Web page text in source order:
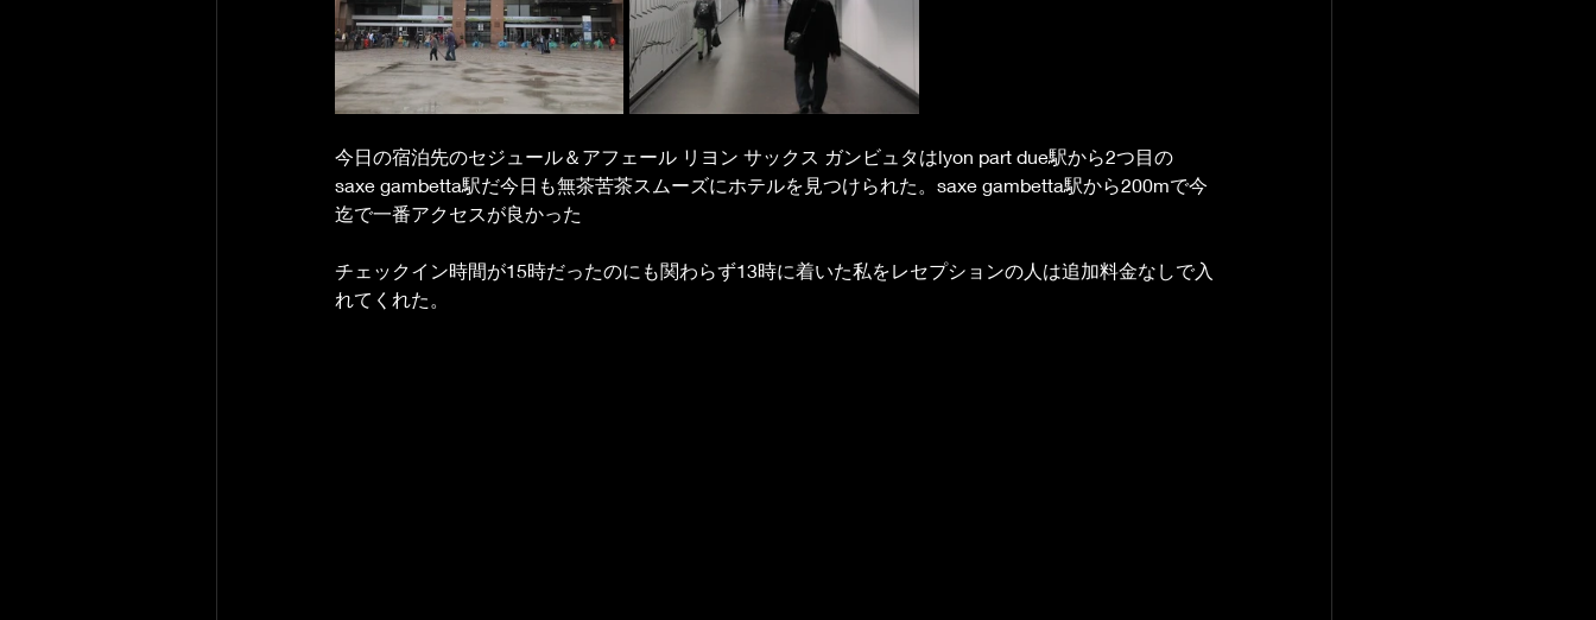
今日の宿泊先のセジュール＆アフェール リヨン サックス ガンビュタはlyon part due駅から2つ目の
saxe gambetta駅だ今日も無茶苦茶スムーズにホテルを見つけられた。saxe gambetta駅から200mで今
迄で一番アクセスが良かった
チェックイン時間が15時だったのにも関わらず13時に着いた私をレセプションの人は追加料金なしで入
れてくれた。